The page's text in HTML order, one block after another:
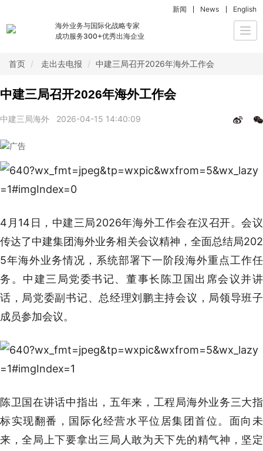
海外业务与国际化战略专家
成功服务300+优秀出海企业
新闻 News English
首页 走出去电报 中建三局召开2026年海外工作会
中建三局召开2026年海外工作会
中建三局海外 2026-04-15 14:40:09
4月14日，中建三局2026年海外工作会在汉召开。会议
传达了中建集团海外业务相关会议精神，全面总结局202
5年海外业务情况，系统部署下一阶段海外重点工作任
务。中建三局党委书记、董事长陈卫国出席会议并讲
话，局党委副书记、总经理刘鹏主持会议，局领导班子
成员参加会议。
陈卫国在讲话中指出，五年来，工程局海外业务三大指
标实现翻番，国际化经营水平位居集团首位。面向未
来，全局上下要拿出三局人敢为天下先的精气神，坚定